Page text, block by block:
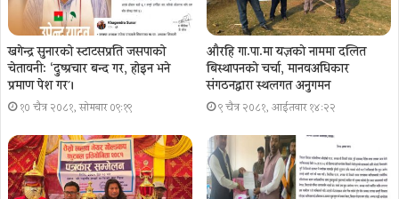
खगेन्द्र सुनारको स्टाटसप्रति जसपाको
चेतावनी: ‘दुष्प्रचार बन्द गर, होइन भने
प्रमाण पेश गर´।
१० चैत्र २०८१, सोमबार ०९:१९
औरहि गा.पा.मा यज्ञकाे नाममा दलित
बिस्थापनकाे चर्चा, मानवअधिकार
संगठनद्वारा स्थलगत अनुगमन
९ चैत्र २०८१, आईतवार १४:२२